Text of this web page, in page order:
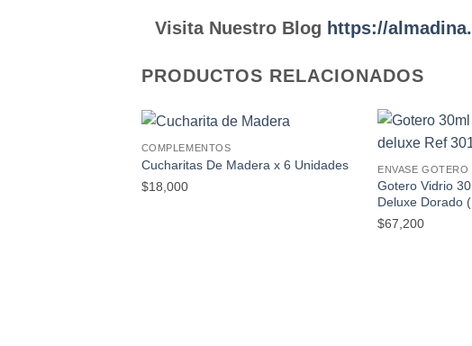
Visita Nuestro Blog https://
PRODUCTOS RELACIONADOS
Añadir
a la
COMPLEMENTOS
Cucharitas De Madera x 6 Unidades
$18,000
ENVASE GOTERO
Gotero Vidrio
Deluxe Dorado
$67,200